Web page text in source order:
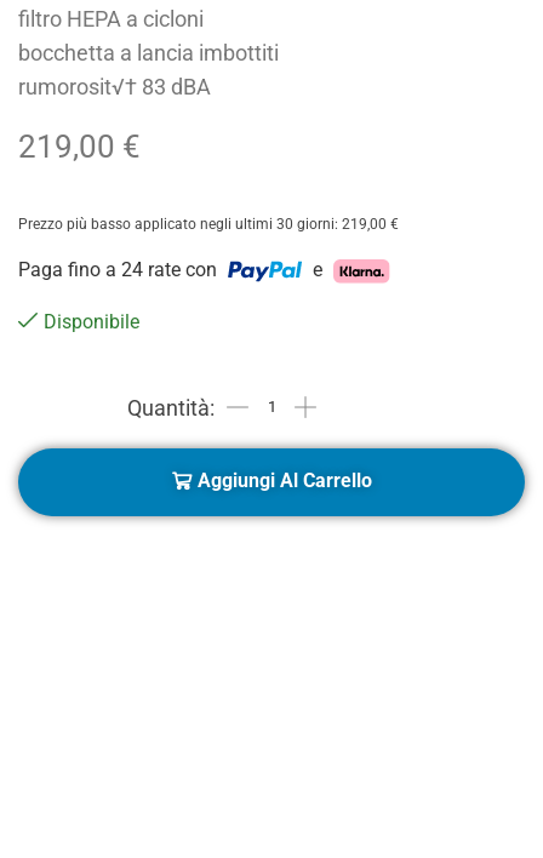
filtro HEPA a cicloni
bocchetta a lancia imbottiti
rumorosit√† 83 dBA
219,00 €
Prezzo più basso applicato negli ultimi 30 giorni: 219,00 €
Paga fino a 24 rate con e
Disponibile
Aggiungi Al Carrello